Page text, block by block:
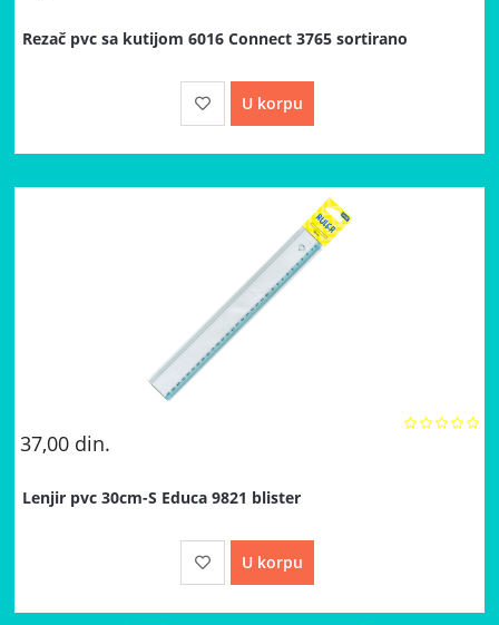
Rezač pvc sa kutijom 6016 Connect 3765 sortirano
U korpu
37,00 din.
Lenjir pvc 30cm-S Educa 9821 blister
U korpu